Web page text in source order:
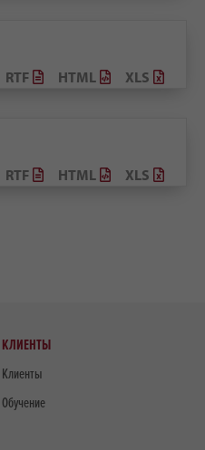
XLS
HTML
RTF
XLS
HTML
RTF
КЛИЕНТЫ
Клиенты
Обучение